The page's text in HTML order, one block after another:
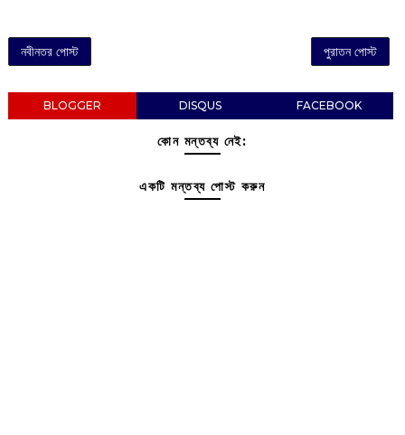
নবীনতর পোস্ট পুরাতন পোস্ট
BLOGGER DISQUS FACEBOOK
কোন মন্তব্য নেই:
একটি মন্তব্য পোস্ট করুন